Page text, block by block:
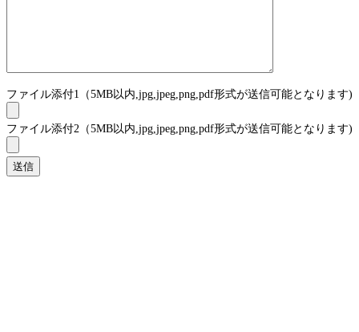
ファイル添付1（5MB以内,jpg,jpeg,png,pdf形式が送信可能となります)
ファイル添付2（5MB以内,jpg,jpeg,png,pdf形式が送信可能となります)